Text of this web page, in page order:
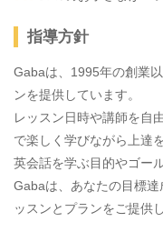
指導方針
Gabaは、1995年の創業
ンを提供しています。
レッスン日時や講師を自
で楽しく学びながら上達
英会話を学ぶ目的やゴー
Gabaは、あなたの目標
ッスンとプランをご提供